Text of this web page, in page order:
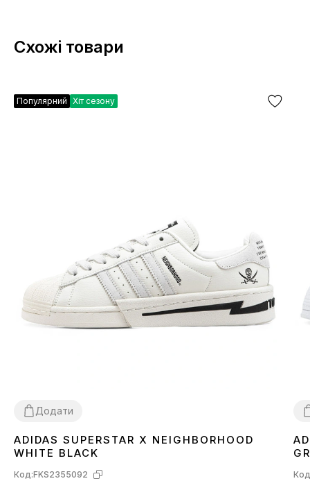
Схожі товари
Популярний Хіт сезону
Додати
36 3739 4142 4445
ADIDAS SUPERSTAR X NEIGHBORHOOD
WHITE BLACK
Код:FKS2355092